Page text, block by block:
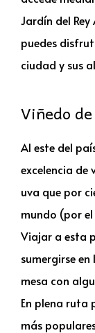
Jardín del
puedes
ciudad y sus
Viñedo
Al este del
excelencia de
uva que por
mundo (por
Viajar a esta
sumergirse
mesa con
En plena ruta
más